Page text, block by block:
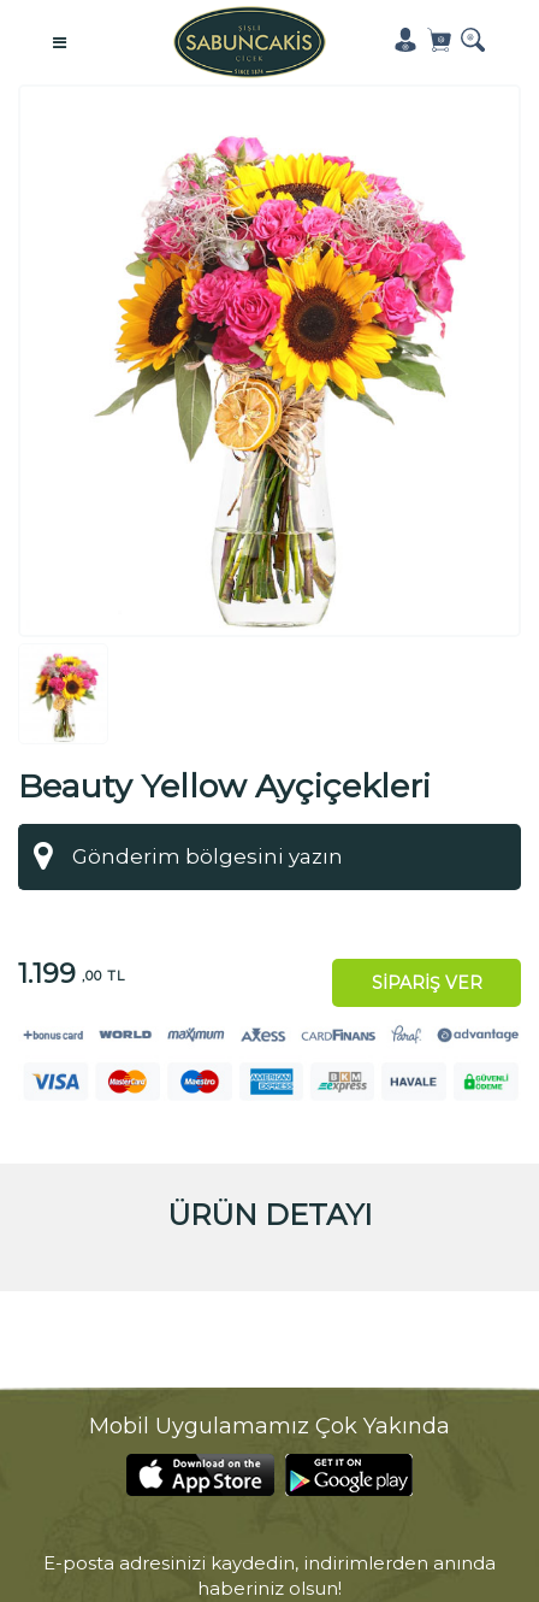
Beauty Yellow Ayçiçekleri
1.199 ,00 TL SİPARİŞ VER
ÜRÜN DETAYI
Mobil Uygulamamız Çok Yakında
E-posta adresinizi kaydedin, indirimlerden anında
haberiniz olsun!